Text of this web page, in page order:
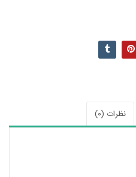
نظرات (0)